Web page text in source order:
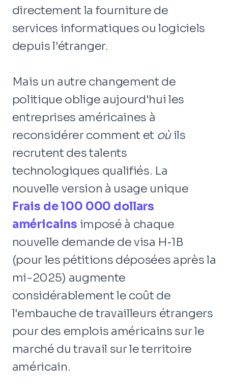
directement la fourniture de
services informatiques ou logiciels
depuis l'étranger.
Mais un autre changement de
politique oblige aujourd'hui les
entreprises américaines à
reconsidérer comment et oùils
recrutent des talents
technologiques qualifiés. La
nouvelle version à usage unique
Frais de 100 000 dollars
américains imposé à chaque
nouvelle demande de visa H‑1B
(pour les pétitions déposées après la
mi-2025) augmente
considérablement le coût de
l'embauche de travailleurs étrangers
pour des emplois américains sur le
marché du travail sur le territoire
américain.